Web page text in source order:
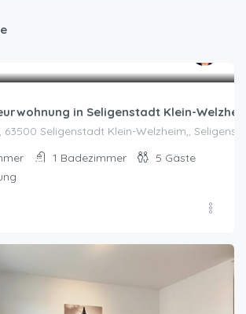
in Seligenstadt Klein-
63500 Seligenstadt Klein-Welzheim,,
1 Badezimmer 5 Gäste